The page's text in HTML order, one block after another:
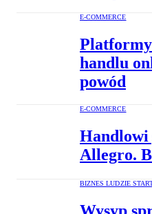
E-COMMERCE
handlu
powód
E-COMMERCE
Handlowi
Allegro.
BIZNES LUDZIE